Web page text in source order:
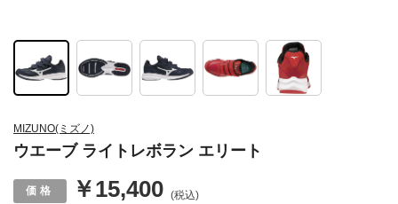
MIZUNO(ミズノ)
ウエーブ ライトレボラン エリート
￥15,400 (税込)